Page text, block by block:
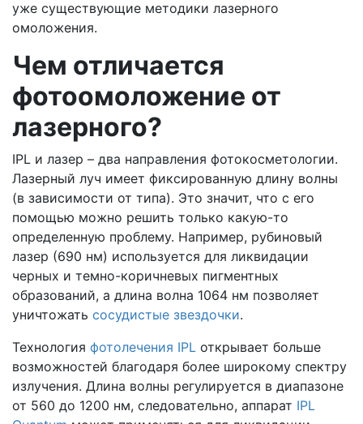
уже существующие методики лазерного
омоложения.
Чем отличается
фотоомоложение от
лазерного?
IPL и лазер – два направления фотокосметологии.
Лазерный луч имеет фиксированную длину волны
(в зависимости от типа). Это значит, что с его
помощью можно решить только какую-то
определенную проблему. Например, рубиновый
лазер (690 нм) используется для ликвидации
черных и темно-коричневых пигментных
образований, а длина волна 1064 нм позволяет
уничтожать сосудистые звездочки.
Технология фотолечения IPL открывает больше
возможностей благодаря более широкому спектру
излучения. Длина волны регулируется в диапазоне
от 560 до 1200 нм, следовательно, аппарат IPL